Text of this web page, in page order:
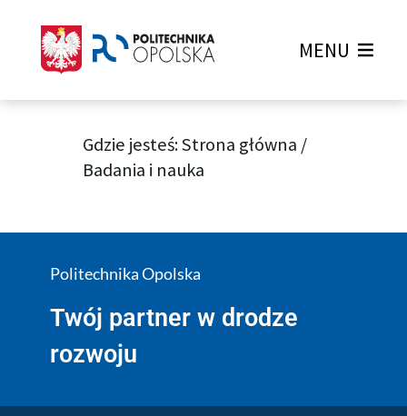
MENU
Gdzie jesteś:Strona główna /
Badania i nauka
Politechnika Opolska
Twój partner w drodze
rozwoju